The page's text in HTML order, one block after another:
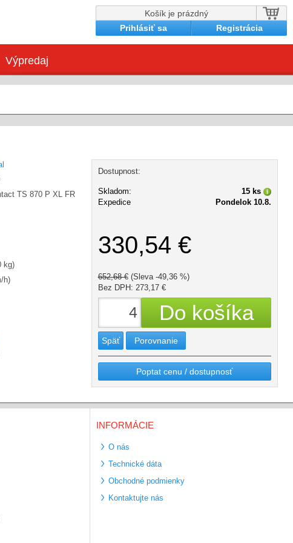
Košík je prázdný
Prihlásiť sa
Registrácia
Výpredaj
TS 870 P XL FR
kg)
h)
Dostupnost:
Skladom:
15 ks
Expedice
Pondelok 10.8.
330,54 €
652,68 € (Sleva -49,36 %)
Bez DPH: 273,17 €
Späť Porovnanie
Poptat cenu / dostupnosť
INFORMÁCIE
O nás
Technické dáta
Obchodné podmienky
Kontaktujte nás